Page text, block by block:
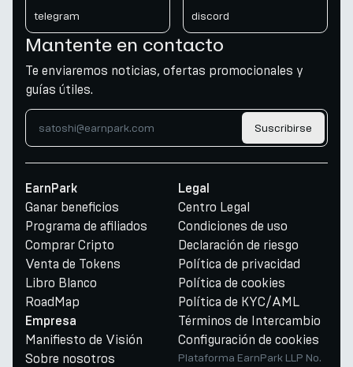
telegram discord
Mantente en contacto
Te enviaremos noticias, ofertas promocionales y
guías útiles.
Suscribirse
EarnPark
Ganar beneficios
Programa de afiliados
Comprar Cripto
Venta de Tokens
Libro Blanco
RoadMap
Empresa
Manifiesto de Visión
Sobre nosotros
Legal
Centro Legal
Condiciones de uso
Declaración de riesgo
Política de privacidad
Política de cookies
Política de KYC/AML
Términos de Intercambio
Configuración de cookies
Plataforma EarnPark LLP No.